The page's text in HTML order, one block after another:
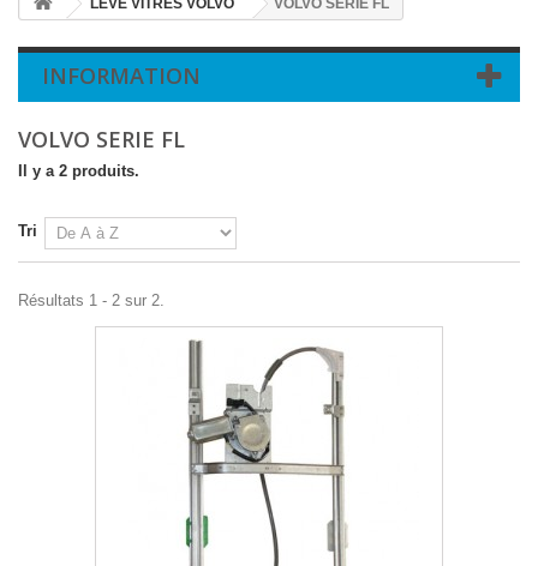
LEVE VITRES VOLVO VOLVO SERIE FL
INFORMATION
VOLVO SERIE FL
Il y a 2 produits.
Tri
Résultats 1 - 2 sur 2.